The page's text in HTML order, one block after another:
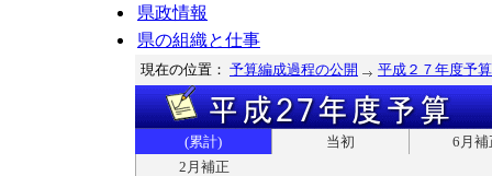
県政情報
県の組織と仕事
現在の位置： 予算編成過程の公開 平成２７年度予算
(累計) 当初
6月補
2月補正